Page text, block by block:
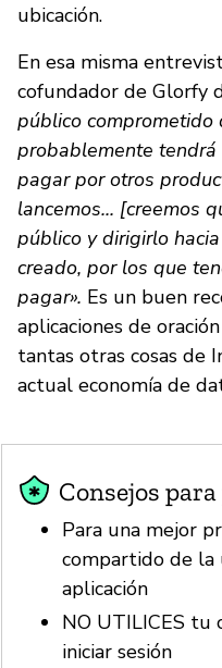
ubicación.
En esa misma
cofundador de Glorfy
público comprometido
probablemente
pagar por otros
lancemos... [creemos
público y dirigirlo
creado, por los que
pagar». Es un buen
aplicaciones de
tantas otras cosas de
actual economía de
Consejos
Para una mejor
compartido de la
aplicación
NO UTILICES tu
iniciar sesión